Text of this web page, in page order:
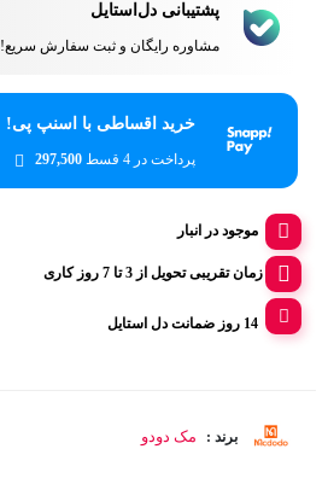
پشتیبانی دل‌استایل
مشاوره رایگان و ثبت سفارش سریع!
خرید اقساطی با اسنپ پی!
پرداخت در 4 قسط 297,500
موجود در انبار
زمان تقریبی تحویل از 3 تا 7 روز کاری
14 روز ضمانت دل استایل
برند : مک دودو